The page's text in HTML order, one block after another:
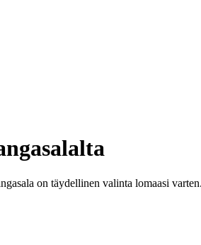
on täydellinen valinta lomaasi